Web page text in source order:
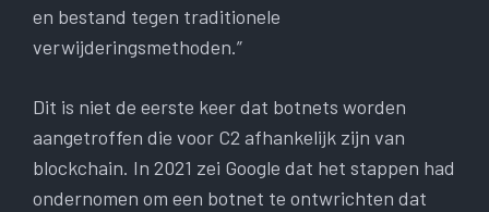
en bestand tegen traditionele
verwijderingsmethoden.”
Dit is niet de eerste keer dat botnets worden
aangetroffen die voor C2 afhankelijk zijn van
blockchain. In 2021 zei Google dat het stappen had
ondernomen om een ​​botnet te ontwrichten dat